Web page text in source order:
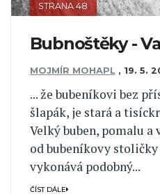
STRANA 48
Bubnoštěky -
MOJMÍR MOHAPL , 19. 5.
... že bubeníkovi bez
šlapák, je stará a
Velký buben, pomalu
od bubeníkovy
vykonává podobný...
ČÍST DÁLE